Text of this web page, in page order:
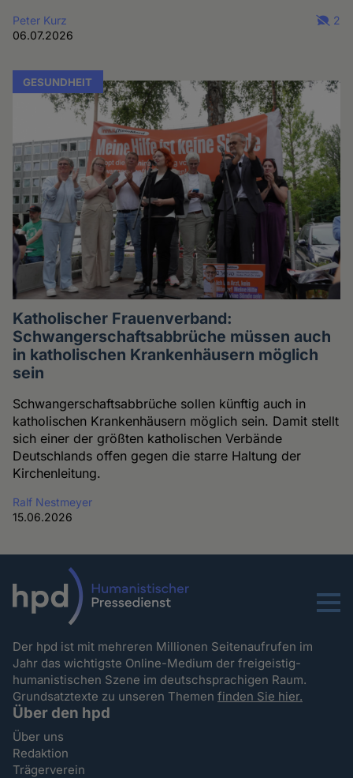
Peter Kurz
06.07.2026
2
GESUNDHEIT
Katholischer Frauenverband:
Schwangerschaftsabbrüche müssen auch
in katholischen Krankenhäusern möglich
sein
Schwangerschaftsabbrüche sollen künftig auch in
katholischen Krankenhäusern möglich sein. Damit stellt
sich einer der größten katholischen Verbände
Deutschlands offen gegen die starre Haltung der
Kirchenleitung.
Ralf Nestmeyer
15.06.2026
Menu
Der hpd ist mit mehreren Millionen Seitenaufrufen im
Jahr das wichtigste Online-Medium der freigeistig-
humanistischen Szene im deutschsprachigen Raum.
Grundsatztexte zu unseren Themenfinden Sie hier.
Über den hpd
Über uns
Redaktion
Trägerverein